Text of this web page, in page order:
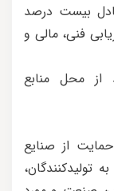
بیست درصد
فنی، مالی و
از محل منابع
از صنایع
تولیدکنندگان،